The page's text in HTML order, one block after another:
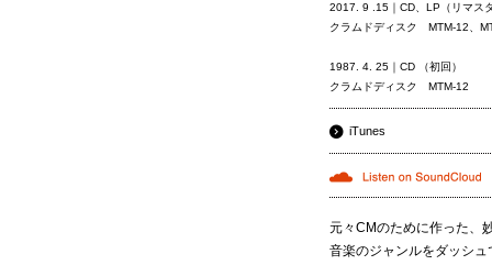
2017. 9 .15｜CD、LP（リマス
クラムドディスク MTM-12、
1987. 4. 25｜CD （初回）
クラムドディスク MTM-12
iTunes
元々CMのために作った、
音楽のジャンルをダッシ